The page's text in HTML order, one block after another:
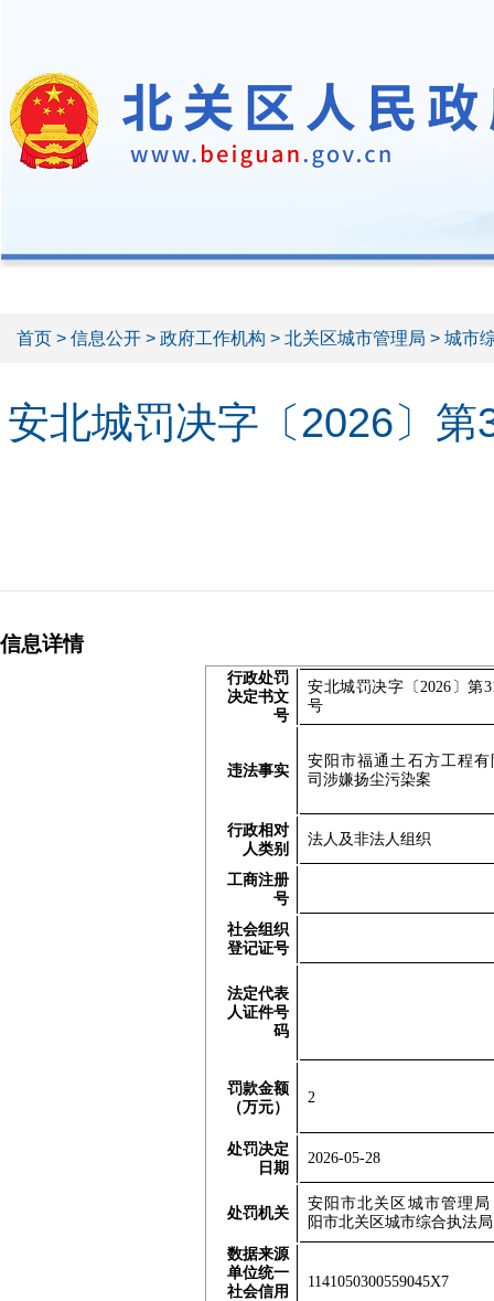
首页 > 信息公开 > 政府工作机构 > 北关区城市管理局 > 城市
安北城罚决字〔2026〕
信息详情
行政处罚
决定书文
号
安北城罚决字 〔2026 〕第
号
违法事实
安阳市福通土石方工程有
司涉嫌扬尘污染案
行政相对
人类别
法人及非法人组织
工商注册
号
社会组织
登记证号
法定代表
人证件号
码
罚款金额
（万元）
2
处罚决定
日期
2026-05-28
处罚机关
安阳市北关区城市管理局
阳市北关区城市综合执法
数据来源
单位统一
社会信用
1141050300559045X7